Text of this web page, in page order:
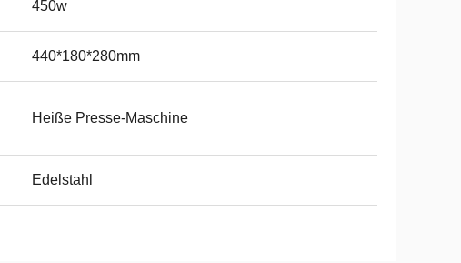
450w
440*180*280mm
Heiße Presse-Maschine
Edelstahl